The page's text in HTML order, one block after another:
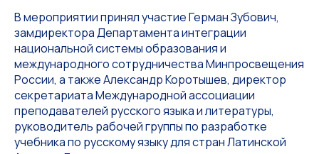
В мероприятии принял участие Герман Зубович,
замдиректора Департамента интеграции
национальной системы образования и
международного сотрудничества Минпросвещения
России, а также Александр Коротышев, директор
секретариата Международной ассоциации
преподавателей русского языка и литературы,
руководитель рабочей группы по разработке
учебника по русскому языку для стран Латинской